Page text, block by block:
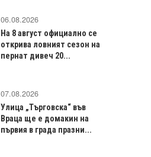
06.08.2026
На 8 август официално се
открива ловният сезон на
пернат дивеч 20...
07.08.2026
Улица „Търговска“ във
Враца щe е домакин на
първия в града празни...